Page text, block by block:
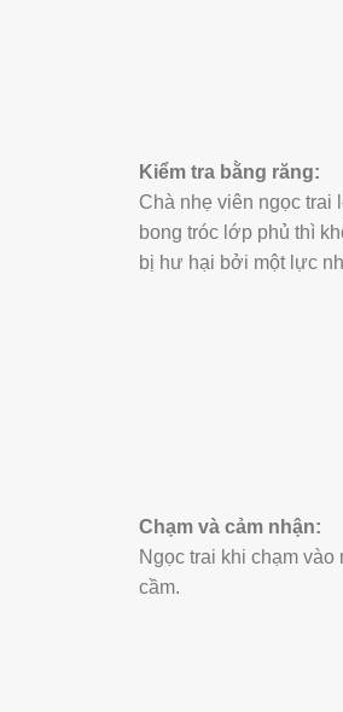
Kiểm tra bằng răng:
Chà nhẹ viên ngọc trai
bong tróc lớp phủ thì
bị hư hại bởi một lực
Chạm và cảm nhận:
Ngọc trai khi chạm
cầm.